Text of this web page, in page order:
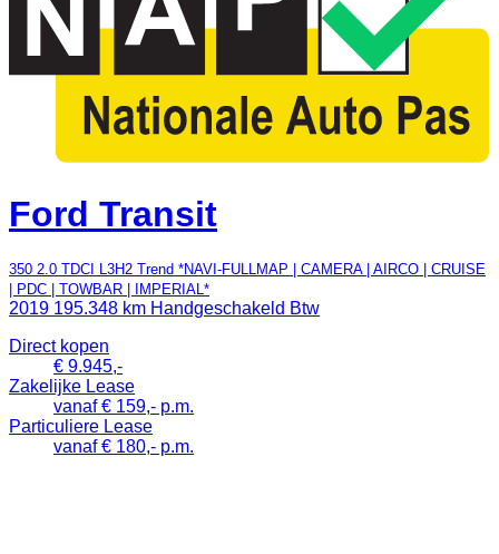
Ford Transit
350 2.0 TDCI L3H2 Trend *NAVI-FULLMAP | CAMERA | AIRCO | CRUISE
| PDC | TOWBAR | IMPERIAL*
2019 195.348 km Handgeschakeld Btw
Direct kopen
€ 9.945,-
Zakelijke Lease
vanaf € 159,- p.m.
Particuliere Lease
vanaf € 180,- p.m.